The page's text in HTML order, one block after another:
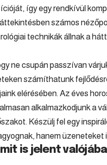
így egy rendkívül
számos
technikák állnak a
ne csupán passzívan
számíthatunk
elérésében. Az éves
alkalmazkodjunk a
Készülj fel egy
hanem üzeneteket
is jelent